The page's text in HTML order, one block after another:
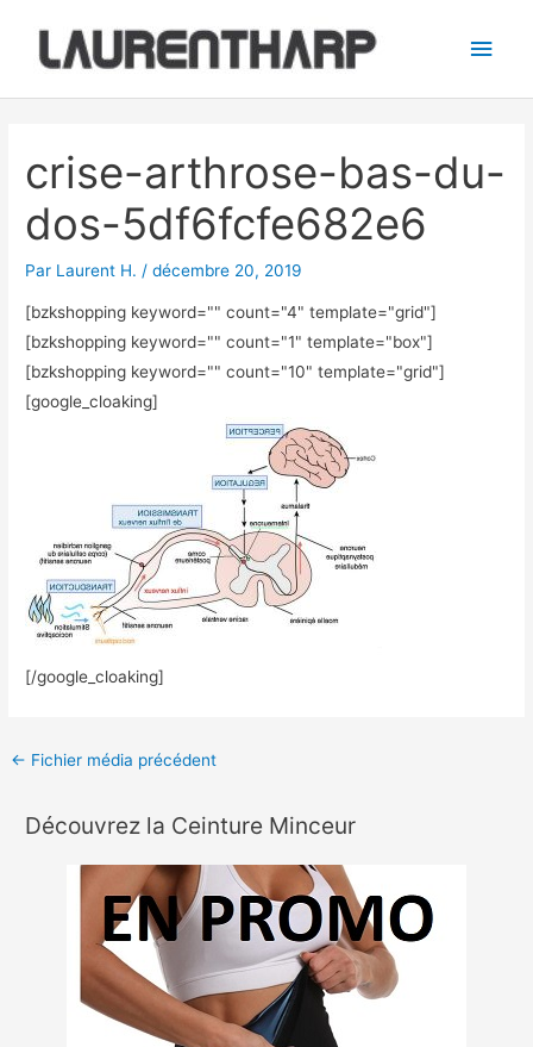
contenu
crise-arthrose-bas-du-
dos-5df6fcfe682e6
Par Laurent H. /décembre 20, 2019
[bzkshopping keyword="" count="4" template="grid"]
[bzkshopping keyword="" count="1" template="box"]
[bzkshopping keyword="" count="10" template="grid"]
[google_cloaking]
[/google_cloaking]
articles
← Fichier média précédent
Découvrez la Ceinture Minceur